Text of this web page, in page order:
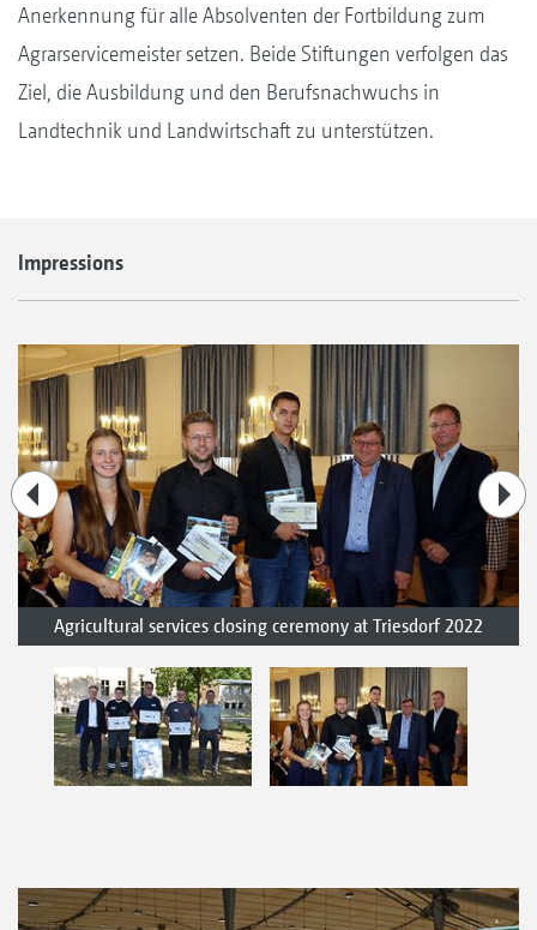
Anerkennung für alle Absolventen der Fortbildung zum
Agrarservicemeister setzen. Beide Stiftungen verfolgen das
Ziel, die Ausbildung und den Berufsnachwuchs in
Landtechnik und Landwirtschaft zu unterstützen.
Impressions
Agricultural services closing ceremony at Triesdorf 2022